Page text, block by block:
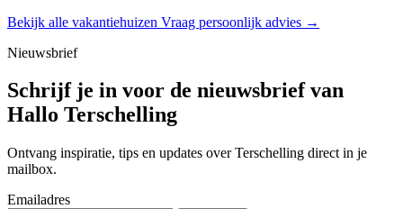
Bekijk alle vakantiehuizen Vraag persoonlijk advies →
Nieuwsbrief
Schrijf je in voor de nieuwsbrief van
Hallo Terschelling
Ontvang inspiratie, tips en updates over Terschelling direct in je
mailbox.
Emailadres